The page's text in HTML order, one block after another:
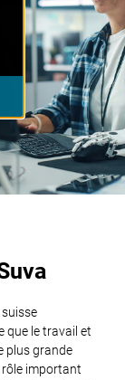
que le travail et
plus grande
rôle important